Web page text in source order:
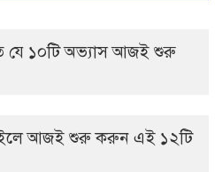
যে ১০টি অভ্যাস আজই শুরু
আজই শুরু করুন এই ১২টি